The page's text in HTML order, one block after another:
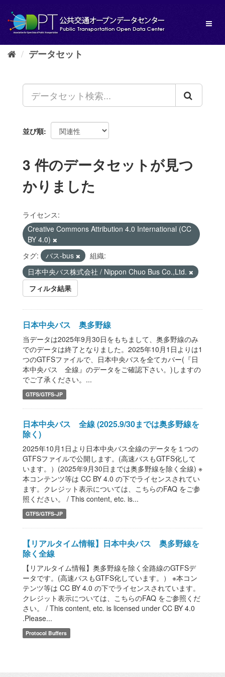
し
データセット
並び順
3 件のデータセットが見つ
かりました
ライセンス:
Creative Commons Attribution 4.0 International (CC
BY 4.0)
タグ:
バス-bus
組織:
日本中央バス株式会社 / Nippon Chuo Bus Co.,Ltd.
フィルタ結果
日本中央バス 奥多野線
当データは2025年9月30日をもちまして、奥多野線のみ
でのデータは終了となりました。2025年10月1日よりは1
つのGTFSファイルで、日本中央バスを全てカバー(『日
本中央バス 全線』のデータをご確認下さい。)しますの
でご了承ください。...
GTFS/GTFS-JP
日本中央バス 全線 (2025.9/30までは奥多野線を
除く)
2025年10月1日より日本中央バス全線のデータを１つの
GTFSファイルで公開します。(高速バスもGTFS化して
います。）(2025年9月30日までは奥多野線を除く全線) ※
本コンテンツ等は CC BY 4.0 の下でライセンスされてい
ます。クレジット表示については、こちらのFAQ をご参
照ください。 / This content, etc. is...
GTFS/GTFS-JP
【リアルタイム情報】日本中央バス 奥多野線を
除く全線
【リアルタイム情報】奥多野線を除く全路線のGTFSデ
ータです。(高速バスもGTFS化しています。） ※本コン
テンツ等は CC BY 4.0 の下でライセンスされています。
クレジット表示については、こちらのFAQ をご参照くだ
さい。 / This content, etc. is licensed under CC BY 4.0
.Please...
Protocol Buffers